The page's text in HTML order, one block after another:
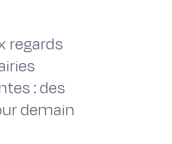
regards
: des
demain